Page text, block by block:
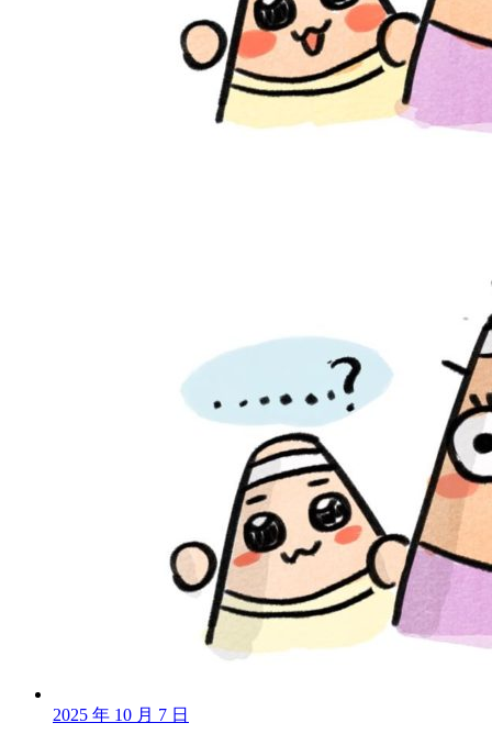
2025 年 10 月 7 日